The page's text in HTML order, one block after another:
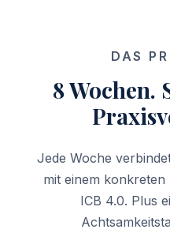
DAS
8 Wochen.
Jede Woche
mit einem
ICB 4.0. Plus